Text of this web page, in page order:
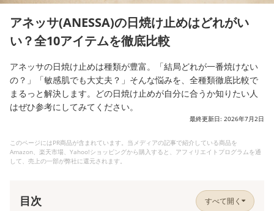
アネッサ(ANESSA)の日焼け止めはどれがい
い？全10アイテムを徹底比較
アネッサの日焼け止めは種類が豊富。「結局どれが一番焼けない
の？」「敏感肌でも大丈夫？」そんな悩みを、全種類徹底比較で
まるっと解決します。どの日焼け止めが自分に合うか知りたい人
はぜひ参考にしてみてください。
最終更新日: 2026年7月2日
このページにはPR商品が含まれています。当メディアの記事で紹介している商品を
Amazon、楽天市場、Yahoo!ショッピングから購入すると、アフィリエイトプログラムを通
して、売上の一部が弊社に還元されます。
目次 すべて開く